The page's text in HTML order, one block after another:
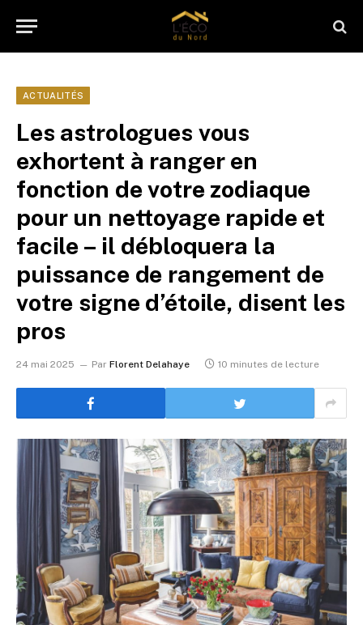
ACTUALITÉS
Les astrologues vous
exhortent à ranger en
fonction de votre zodiaque
pour un nettoyage rapide et
facile – il débloquera la
puissance de rangement de
votre signe d’étoile, disent les
pros
24 mai 2025 Par Florent Delahaye 10 minutes de lecture